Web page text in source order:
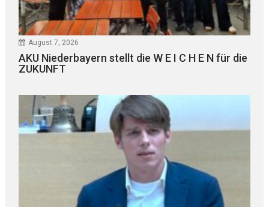
August 7, 2026
AKU Niederbayern stellt die W E I C H E N für die
ZUKUNFT